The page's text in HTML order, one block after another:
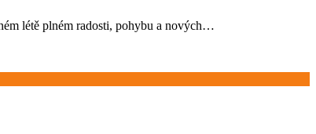
létě plném radosti, pohybu a nových…